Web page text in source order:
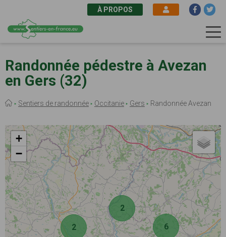
au
contenu
principal
À PROPOS
Randonnée pédestre à Avezan
en Gers (32)
Fil
Sentiers de randonnée Occitanie Gers Randonnée Avezan
2
2
6
+
−